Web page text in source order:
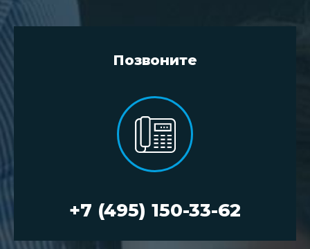
Позвоните
+7 (495) 150-33-62